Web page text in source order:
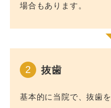
場合もあります。
2 抜歯
基本的に当院で、抜歯